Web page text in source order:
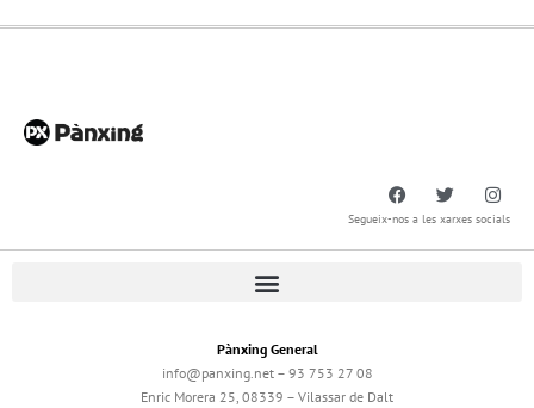
Segueix-nos a les xarxes socials
Pànxing General
info@panxing.net – 93 753 27 08
Enric Morera 25, 08339 – Vilassar de Dalt